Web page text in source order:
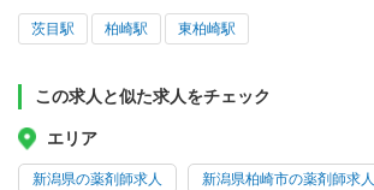
茨目駅 柏崎駅 東柏崎駅
この求人と似た求人をチェック
エリア
新潟県の薬剤師求人 新潟県柏崎市の薬剤師求人